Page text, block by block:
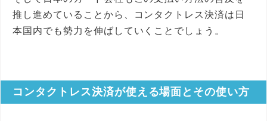
推し進めていることから、コンタクトレス決済は日
本国内でも勢力を伸ばしていくことでしょう。
コンタクトレス決済が使える場面とその使い方